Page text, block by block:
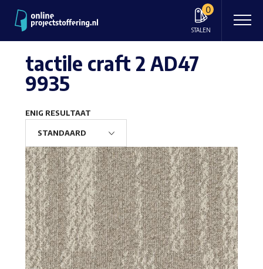
0
STALEN
tactile craft 2 AD47
9935
ENIG RESULTAAT